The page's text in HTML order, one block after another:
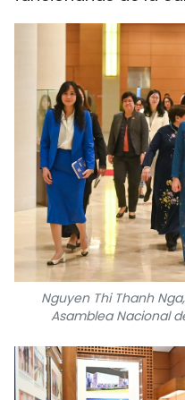
Nguyen Thi Thanh
Asamblea Nacional